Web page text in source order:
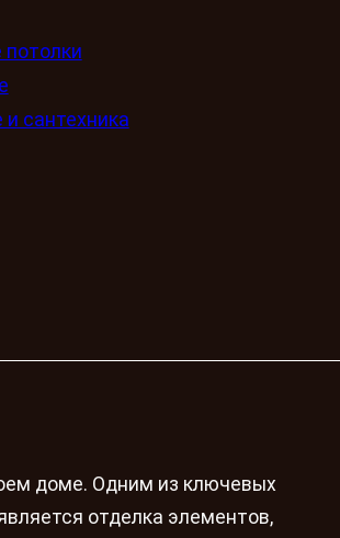
сантехника
доме. Одним из ключевых
отделка элементов,